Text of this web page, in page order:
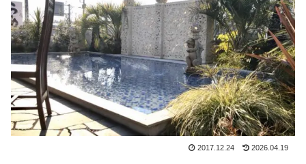
2017.12.24 2026.04.19